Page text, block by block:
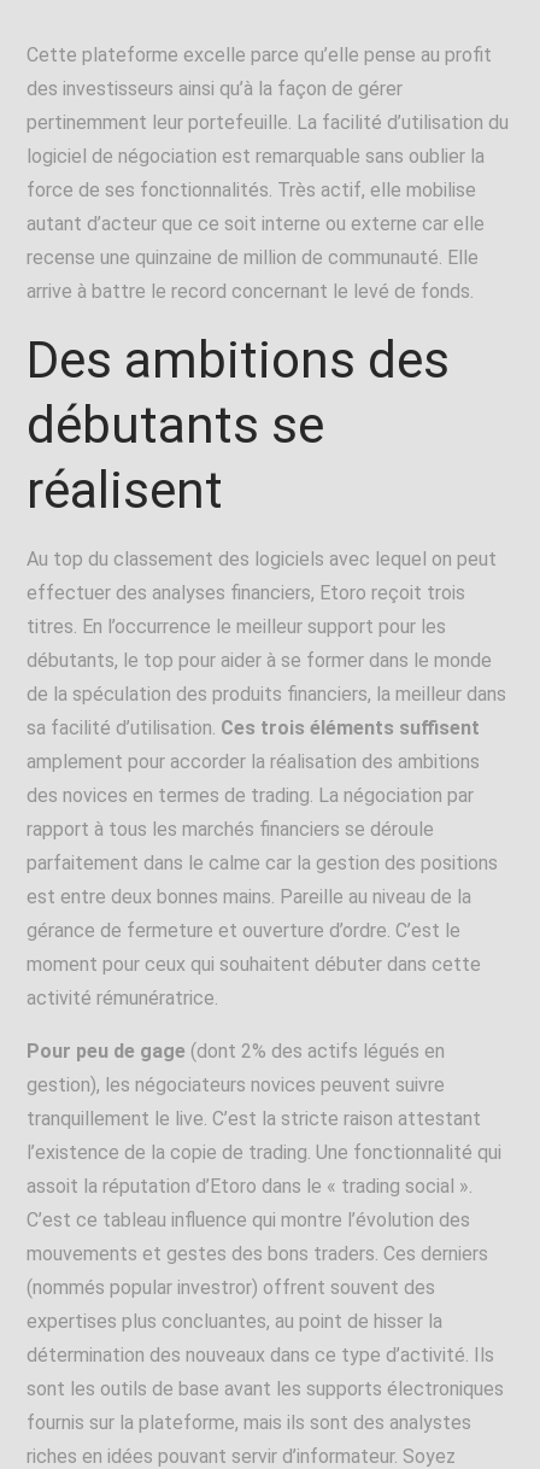
Cette plateforme excelle parce qu’elle pense au profit
des investisseurs ainsi qu’à la façon de gérer
pertinemment leur portefeuille. La facilité d’utilisation du
logiciel de négociation est remarquable sans oublier la
force de ses fonctionnalités. Très actif, elle mobilise
autant d’acteur que ce soit interne ou externe car elle
recense une quinzaine de million de communauté. Elle
arrive à battre le record concernant le levé de fonds.
Des ambitions des
débutants se
réalisent
Au top du classement des logiciels avec lequel on peut
effectuer des analyses financiers, Etoro reçoit trois
titres. En l’occurrence le meilleur support pour les
débutants, le top pour aider à se former dans le monde
de la spéculation des produits financiers, la meilleur dans
sa facilité d’utilisation. Ces trois éléments suffisent
amplement pour accorder la réalisation des ambitions
des novices en termes de trading. La négociation par
rapport à tous les marchés financiers se déroule
parfaitement dans le calme car la gestion des positions
est entre deux bonnes mains. Pareille au niveau de la
gérance de fermeture et ouverture d’ordre. C’est le
moment pour ceux qui souhaitent débuter dans cette
activité rémunératrice.
Pour peu de gage (dont 2% des actifs légués en
gestion), les négociateurs novices peuvent suivre
tranquillement le live. C’est la stricte raison attestant
l’existence de la copie de trading. Une fonctionnalité qui
assoit la réputation d’Etoro dans le « trading social ».
C’est ce tableau influence qui montre l’évolution des
mouvements et gestes des bons traders. Ces derniers
(nommés popular investror) offrent souvent des
expertises plus concluantes, au point de hisser la
détermination des nouveaux dans ce type d’activité. Ils
sont les outils de base avant les supports électroniques
fournis sur la plateforme, mais ils sont des analystes
riches en idées pouvant servir d’informateur. Soyez